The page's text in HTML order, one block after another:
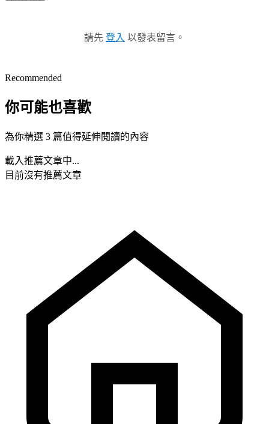
請先 登入 以發表留言。
Recommended
你可能也喜歡
為你精選 3 篇值得延伸閱讀的內容
載入推薦文章中...
目前沒有推薦文章